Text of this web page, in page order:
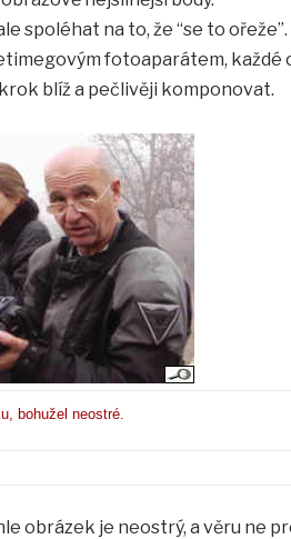
spoléhat na to, že “se to
fotoaparátem, každé
blíž a pečlivěji komponovat.
bohužel neostré.
obrázek je neostrý, a věru ne